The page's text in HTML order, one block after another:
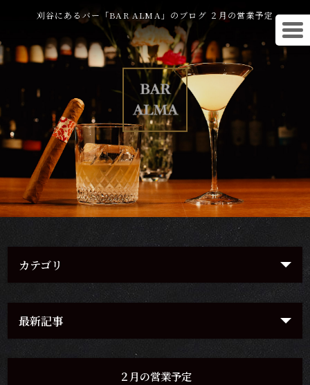
刈谷にあるバー「BAR ALMA」のブログ ２月の営業予定
カテゴリ
最新記事
２月の営業予定